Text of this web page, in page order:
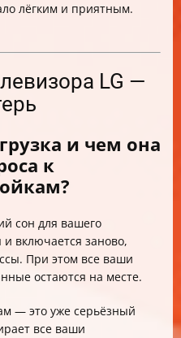
лёгким и приятным.
LG —
и чем она
к
сон для вашего
включается заново,
При этом все ваши
остаются на месте.
— это уже серьёзный
все ваши